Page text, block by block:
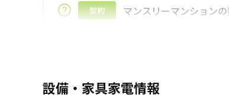
契約
マンスリーマンション
設備・家具家電情報